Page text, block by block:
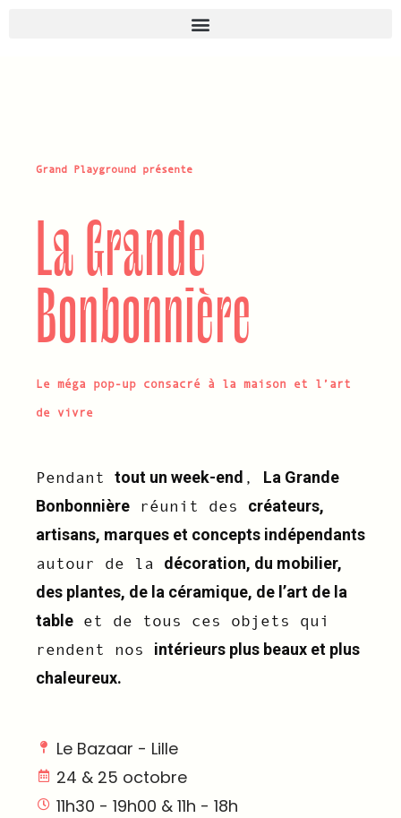
Grand Playground présente
La Grande
Bonbonnière
Le méga pop-up consacré à la maison et l’art
de vivre
Pendant tout un week-end , La Grande
Bonbonnière réunit des créateurs,
artisans, marques et concepts indépendants
autour de la décoration, du mobilier,
des plantes, de la céramique, de l’art de la
table et de tous ces objets qui
rendent nos intérieurs plus beaux et plus
chaleureux.
Le Bazaar - Lille
24 & 25 octobre
11h30 - 19h00 & 11h - 18h